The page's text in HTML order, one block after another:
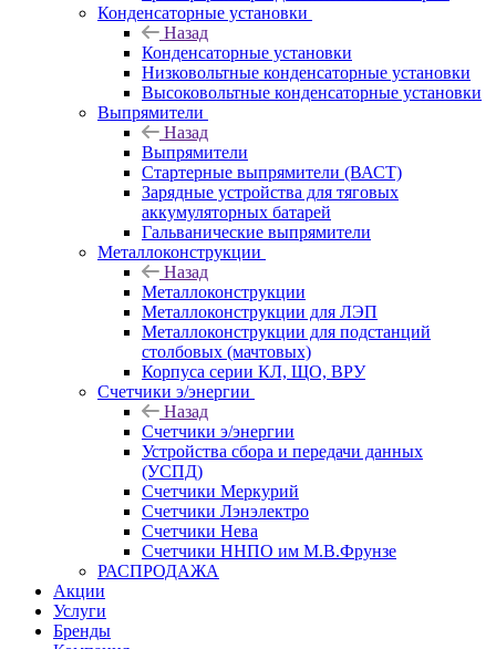
Конденсаторные установки
Назад
Конденсаторные установки
Низковольтные конденсаторные установки
Высоковольтные конденсаторные установки
Выпрямители
Назад
Выпрямители
Стартерные выпрямители (ВАСТ)
Зарядные устройства для тяговых
аккумуляторных батарей
Гальванические выпрямители
Металлоконструкции
Назад
Металлоконструкции
Металлоконструкции для ЛЭП
Металлоконструкции для подстанций
столбовых (мачтовых)
Корпуса серии КЛ, ЩО, ВРУ
Счетчики э/энергии
Назад
Счетчики э/энергии
Устройства сбора и передачи данных
(УСПД)
Счетчики Меркурий
Счетчики Лэнэлектро
Счетчики Нева
Счетчики ННПО им М.В.Фрунзе
РАСПРОДАЖА
Акции
Услуги
Бренды